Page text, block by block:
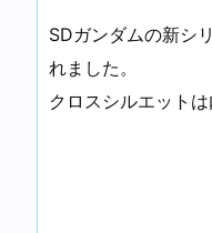
SDガンダムの新シ
れました。
クロスシルエット